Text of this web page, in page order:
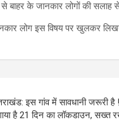
बाहर के जानकार लोगों की सलाह से
लोग इस विषय पर खुलकर लिखने
इस गांव में सावधानी जरूरी है
है 21 दिन का लॉकडाउन, सख्त